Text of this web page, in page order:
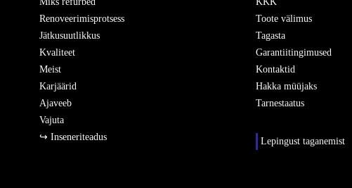
Renoveerimisprotsess
Jätkusuutlikkus
Kvaliteet
Meist
Karjäärid
Ajaveeb
Vajuta
↪ Inseneriteadus
Toote välimus
Tagasta
Garantiitingimused
Kontaktid
Hakka müüjaks
Tarnestaatus
Lepingust taganemist